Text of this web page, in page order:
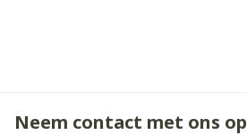
Neem contact met ons op